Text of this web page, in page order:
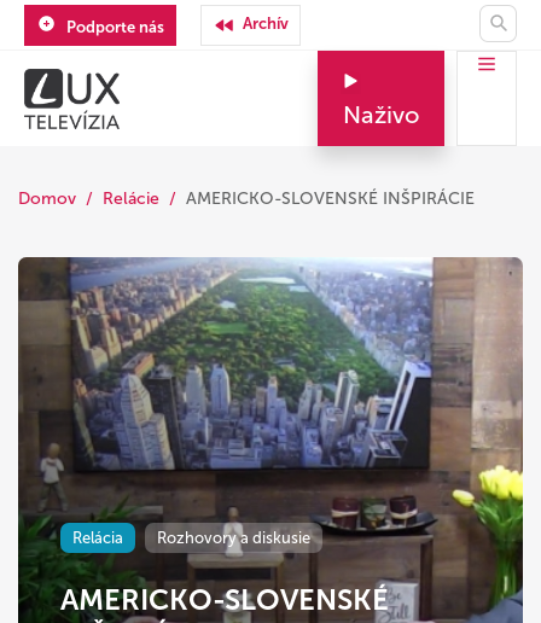
Podporte nás Archív
Naživo
Domov Relácie AMERICKO-SLOVENSKÉ INŠPIRÁCIE
Relácia Rozhovory a diskusie
AMERICKO-SLOVENSKÉ